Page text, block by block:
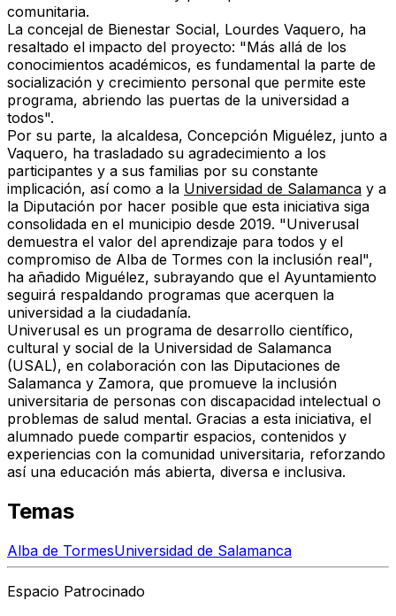
comunitaria.
La concejal de Bienestar Social, Lourdes Vaquero, ha
resaltado el impacto del proyecto: "Más allá de los
conocimientos académicos, es fundamental la parte de
socialización y crecimiento personal que permite este
programa, abriendo las puertas de la universidad a
todos".
Por su parte, la alcaldesa, Concepción Miguélez, junto a
Vaquero, ha trasladado su agradecimiento a los
participantes y a sus familias por su constante
implicación, así como a la Universidad de Salamanca y a
la Diputación por hacer posible que esta iniciativa siga
consolidada en el municipio desde 2019. "Univerusal
demuestra el valor del aprendizaje para todos y el
compromiso de Alba de Tormes con la inclusión real",
ha añadido Miguélez, subrayando que el Ayuntamiento
seguirá respaldando programas que acerquen la
universidad a la ciudadanía.
Univerusal es un programa de desarrollo científico,
cultural y social de la Universidad de Salamanca
(USAL), en colaboración con las Diputaciones de
Salamanca y Zamora, que promueve la inclusión
universitaria de personas con discapacidad intelectual o
problemas de salud mental. Gracias a esta iniciativa, el
alumnado puede compartir espacios, contenidos y
experiencias con la comunidad universitaria, reforzando
así una educación más abierta, diversa e inclusiva.
Temas
Alba de TormesUniversidad de Salamanca
Espacio Patrocinado